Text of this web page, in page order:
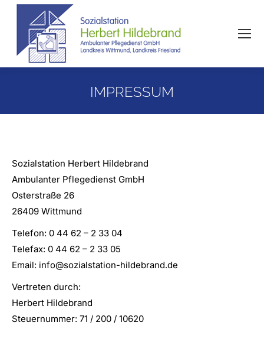
IMPRESSUM
Sozialstation Herbert Hildebrand
Ambulanter Pflegedienst GmbH
Osterstraße 26
26409 Wittmund
Telefon: 0 44 62 – 2 33 04
Telefax: 0 44 62 – 2 33 05
Email: info@sozialstation-hildebrand.de
Vertreten durch:
Herbert Hildebrand
Steuernummer: 71 / 200 / 10620